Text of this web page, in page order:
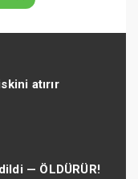
atırır
— ÖLDÜRÜR!